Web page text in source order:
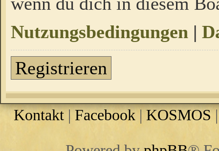
Nutzungsbedingungen |
Registrieren
Kontakt | Facebook |KOSMOS